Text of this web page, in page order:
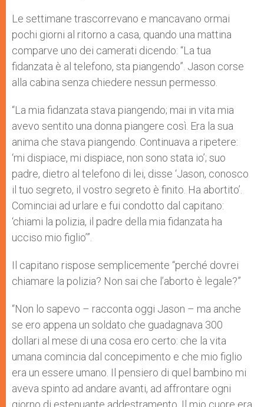
Le settimane trascorrevano e mancavano ormai
pochi giorni al ritorno a casa, quando una mattina
comparve uno dei camerati dicendo: “La tua
fidanzata è al telefono, sta piangendo”. Jason corse
alla cabina senza chiedere nessun permesso.
“La mia fidanzata stava piangendo; mai in vita mia
avevo sentito una donna piangere così. Era la sua
anima che stava piangendo. Continuava a ripetere:
‘mi dispiace, mi dispiace, non sono stata io’; suo
padre, dietro al telefono di lei, disse ‘Jason, conosco
il tuo segreto, il vostro segreto è finito. Ha abortito’.
Cominciai ad urlare e fui condotto dal capitano:
‘chiami la polizia, il padre della mia fidanzata ha
ucciso mio figlio’”.
Il capitano rispose semplicemente “perché dovrei
chiamare la polizia? Non sai che l’aborto è legale?”
“Non lo sapevo – racconta oggi Jason – ma anche
se ero appena un soldato che guadagnava 300
dollari al mese di una cosa ero certo: che la vita
umana comincia dal concepimento e che mio figlio
era un essere umano. Il pensiero di quel bambino mi
aveva spinto ad andare avanti, ad affrontare ogni
giorno di estenuante addestramento. Il mio cuore era